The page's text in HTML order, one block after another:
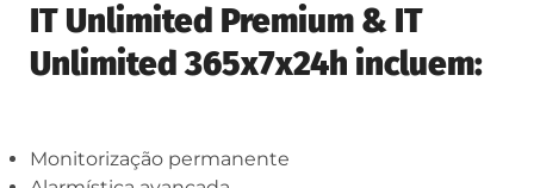
IT Unlimited Premium & IT
Unlimited 365x7x24h incluem:
Monitorização permanente